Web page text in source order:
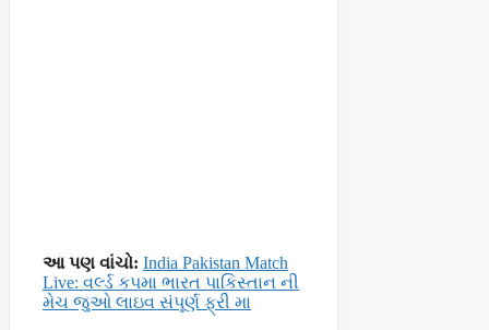
આ પણ વાંચો: India Pakistan Match
Live: વર્લ્ડ કપમા ભારત પાકિસ્તાન ની
મેચ જુઓ લાઇવ સંપૂર્ણ ફ્રી મા